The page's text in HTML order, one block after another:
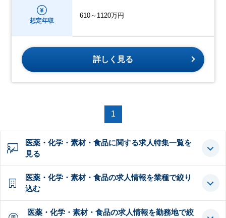
想定年収
610～1120万円
詳しく見る
1
医薬・化学・素材・食品に関する求人特集一覧を
見る
医薬・化学・素材・食品の求人情報を業種で絞り
込む
医薬・化学・素材・食品の求人情報を勤務地で絞